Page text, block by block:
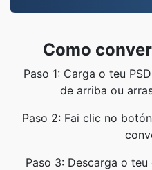
Como
Paso 1: Carga o teu
de arriba ou
Paso 2: Fai clic no
Paso 3: Descarga o